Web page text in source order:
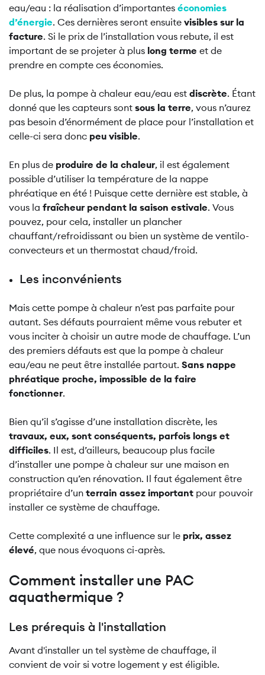
eau/eau : la réalisation d’importantes économies
d’énergie. Ces dernières seront ensuite visibles sur la
facture. Si le prix de l’installation vous rebute, il est
important de se projeter à plus long terme et de
prendre en compte ces économies.
De plus, la pompe à chaleur eau/eau est discrète. Étant
donné que les capteurs sont sous la terre, vous n’aurez
pas besoin d’énormément de place pour l’installation et
celle-ci sera donc peu visible.
En plus de produire de la chaleur, il est également
possible d’utiliser la température de la nappe
phréatique en été ! Puisque cette dernière est stable, à
vous la fraîcheur pendant la saison estivale. Vous
pouvez, pour cela, installer un plancher
chauffant/refroidissant ou bien un système de ventilo-
convecteurs et un thermostat chaud/froid.
Les inconvénients
Mais cette pompe à chaleur n’est pas parfaite pour
autant. Ses défauts pourraient même vous rebuter et
vous inciter à choisir un autre mode de chauffage. L’un
des premiers défauts est que la pompe à chaleur
eau/eau ne peut être installée partout. Sans nappe
phréatique proche, impossible de la faire
fonctionner.
Bien qu’il s’agisse d’une installation discrète, les
travaux, eux, sont conséquents, parfois longs et
difficiles. Il est, d’ailleurs, beaucoup plus facile
d’installer une pompe à chaleur sur une maison en
construction qu’en rénovation. Il faut également être
propriétaire d’un terrain assez important pour pouvoir
installer ce système de chauffage.
Cette complexité a une influence sur le prix, assez
élevé, que nous évoquons ci-après.
Comment installer une PAC
aquathermique ?
Les prérequis à l'installation
Avant d'installer un tel système de chauffage, il
convient de voir si votre logement y est éligible.